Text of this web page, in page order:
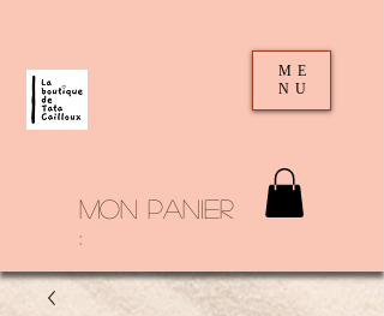
mon panier
:
ME
NU